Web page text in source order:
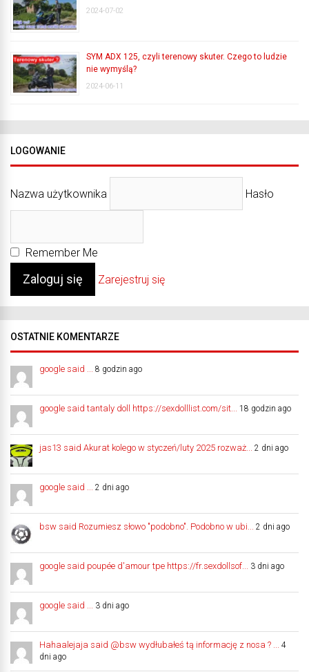
2024-07-02
SYM ADX 125, czyli terenowy skuter. Czego to ludzie
nie wymyślą?
2024-06-11
LOGOWANIE
Nazwa użytkownika Hasło
Remember Me
Zarejestruj się
OSTATNIE KOMENTARZE
google said ... 8 godzin ago
google said tantaly doll https://sexdolllist.com/sit... 18 godzin ago
jas13 said Akurat kolego w styczeń/luty 2025 rozważ... 2 dni ago
google said ... 2 dni ago
bsw said Rozumiesz słowo "podobno". Podobno w ubi... 2 dni ago
google said poupée d'amour tpe https://fr.sexdollsof... 3 dni ago
google said ... 3 dni ago
Hahaalejaja said @bsw wydłubałeś tą informację z nosa ? ... 4
dni ago